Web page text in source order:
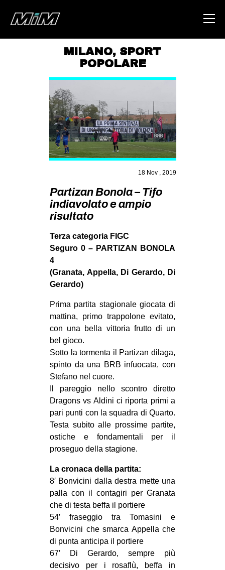
HOME
AREA
DEGENERAZIONE
GAZA FREESTYLE
CSOA LAMBRETTA
STUDENTI TSUNAMI
ZAM
MOBILITAZIONI
SPORT POPOLARE
MOVIMENTI
AMBIENTE
DIRITTO ALL’ABITARE
MIGRAZIONI
PRECARIATO
REPRESSIONE
STUDENTI
ARTE
CINEMA
MANIFESTI
MUSICA
RECENSIONI
INTERNAZIONALE
MILANO, SPORT
POPOLARE
18 Nov , 2019
Partizan Bonola – Tifo
indiavolato e ampio
risultato
Terza categoria FIGC
Seguro 0 – PARTIZAN BONOLA
4
(Granata, Appella, Di Gerardo, Di
Gerardo)
Prima partita stagionale giocata di
mattina, primo trappolone evitato,
con una bella vittoria frutto di un
bel gioco.
Sotto la tormenta il Partizan dilaga,
spinto da una BRB infuocata, con
Stefano nel cuore.
Il pareggio nello scontro diretto
Dragons vs Aldini ci riporta primi a
pari punti con la squadra di Quarto.
Testa subito alle prossime partite,
ostiche e fondamentali per il
proseguo della stagione.
La cronaca della partita:
8′ Bonvicini dalla destra mette una
palla con il contagiri per Granata
che di testa beffa il portiere
54′ fraseggio tra Tomasini e
Bonvicini che smarca Appella che
di punta anticipa il portiere
67′ Di Gerardo, sempre più
decisivo per i rosaflù, beffa in